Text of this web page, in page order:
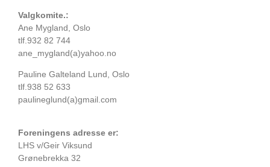
Valgkomite.:
Ane Mygland, Oslo
tlf.932 82 744
ane_mygland(a)yahoo.no
Pauline Galteland Lund, Oslo
tlf.938 52 633
paulineglund(a)gmail.com
Foreningens adresse er:
LHS v/Geir Viksund
Grønebrekka 32